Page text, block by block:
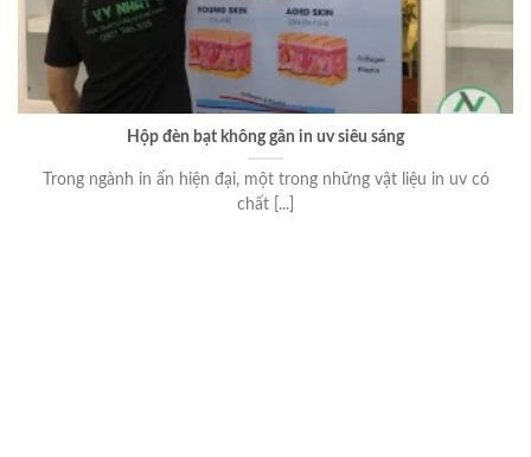
Hộp đèn bạt không gân in uv siêu sáng
Trong ngành in ấn hiện đại, một trong những vật liệu in uv có
chất [...]